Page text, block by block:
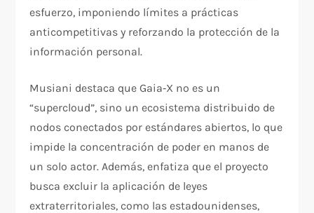
esfuerzo, imponiendo límites a prácticas
anticompetitivas y reforzando la protección de la
información personal.
Musiani destaca que Gaia‑X no es un
“supercloud”, sino un ecosistema distribuido de
nodos conectados por estándares abiertos, lo que
impide la concentración de poder en manos de
un solo actor. Además, enfatiza que el proyecto
busca excluir la aplicación de leyes
extraterritoriales, como las estadounidenses,